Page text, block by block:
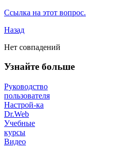
Ссылка на этот вопрос.
Назад
Нет совпадений
Узнайте больше
Руководство
пользователя
Настрой-ка
Dr.Web
Учебные
курсы
Видео